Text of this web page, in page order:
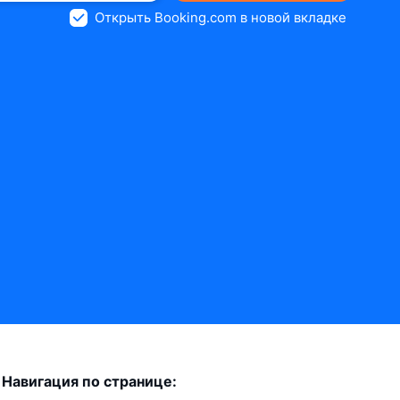
Открыть Booking.com в новой вкладке
Навигация по странице: